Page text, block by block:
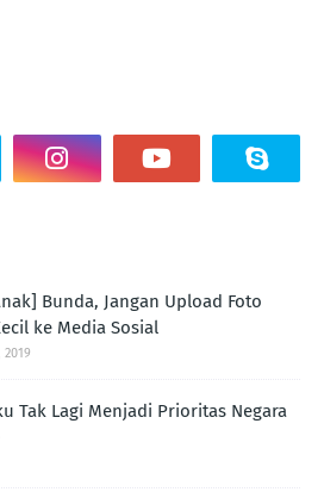
Bunda, Jangan Upload Foto
ke Media Sosial
2019
Tak Lagi Menjadi Prioritas Negara